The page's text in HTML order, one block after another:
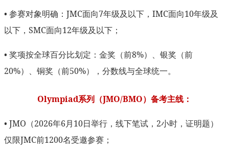
• 参赛对象明确：JMC面向7年级及以下，IMC面向10年级及
以下，SMC面向12年级及以下；
• 奖项按全球百分比划定：金奖（前8%）、银奖（前
20%）、铜奖（前50%），分数线与全球统一。
Olympiad系列（JMO/BMO）备考主线：
• JMO（2026年6月10日举行，线下笔试，2小时，证明题）
仅限JMC前1200名受邀参赛；